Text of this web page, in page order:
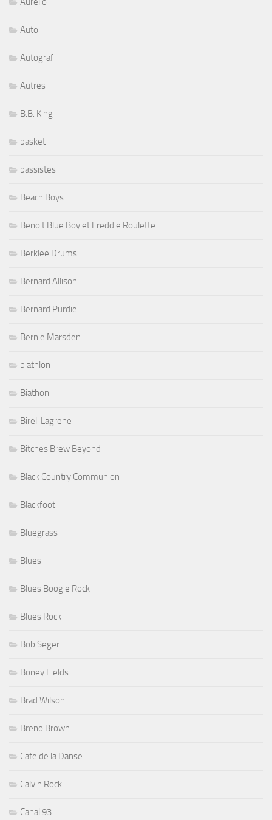
Auto
Autograf
Autres
B.B. King
basket
bassistes
Beach Boys
Benoit Blue Boy et Freddie Roulette
Berklee Drums
Bernard Allison
Bernard Purdie
Bernie Marsden
biathlon
Biathon
Bireli Lagrene
Bitches Brew Beyond
Black Country Communion
Blackfoot
Bluegrass
Blues
Blues Boogie Rock
Blues Rock
Bob Seger
Boney Fields
Brad Wilson
Breno Brown
Cafe de la Danse
Calvin Rock
Canal 93